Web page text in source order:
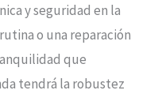
y seguridad en la
o una reparación
que
tendrá la robustez